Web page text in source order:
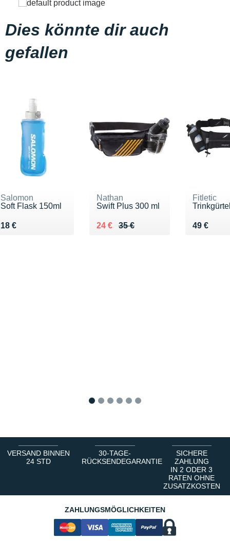
Dies könnte dir auch
gefallen
Salomon
Soft Flask 150ml
18 €
Vendu 18 €
Nathan
Swift Plus 300 ml
35 €
Au lieu de 35 €
24 €
Vendu 24 €
Fitletic
49 €
Vendu 49
VERSAND BINNEN
24 STD
30-TAGE-
RÜCKSENDEGARANTIE
SICHERE
ZAHLUNG
IN 2 ODER 3
RATEN OHNE
ZUSATZKOSTEN
ZAHLUNGSMÖGLICHKEITEN